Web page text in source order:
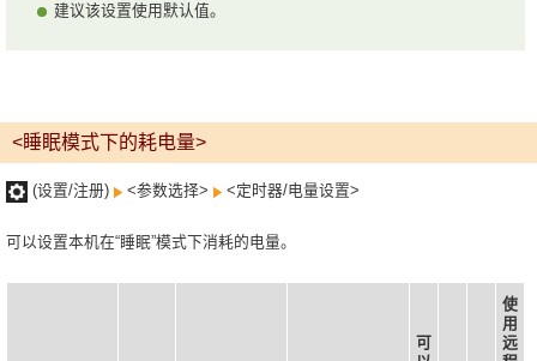
建议该设置使用默认值。
<睡眠模式下的耗电量>
(设置/注册) <参数选择> <定时器/电量设置>
可以设置本机在“睡眠”模式下消耗的电量。
可
使
用
远